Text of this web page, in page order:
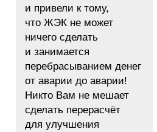
и привели к тому,
что ЖЭК не может
ничего сделать
и занимается
перебрасыванием денег
от аварии до аварии!
Никто Вам не мешает
сделать перерасчёт
для улучшения